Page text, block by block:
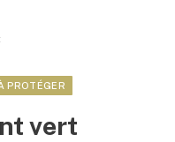
PROTÉGER
vert